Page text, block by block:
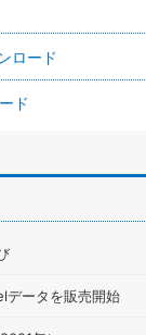
ロード
ド
データを販売開始